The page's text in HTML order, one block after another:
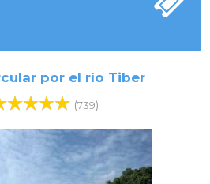
por el río Tiber
(739)